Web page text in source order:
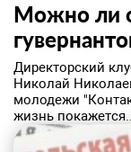
Можно ли
Директорский
Николай
молодежи
жизнь